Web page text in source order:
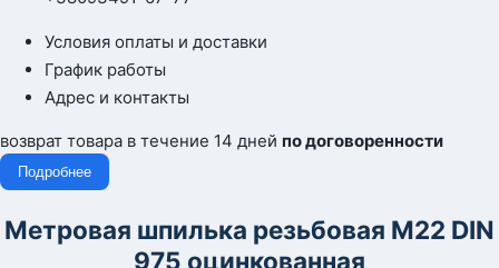
Условия оплаты и доставки
График работы
Адрес и контакты
возврат товара в течение 14 дней по договоренности
Подробнее
Метровая шпилька резьбовая М22 DIN
975 оцинкованная